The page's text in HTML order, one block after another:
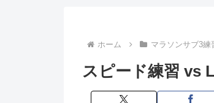
ホーム マラソンサブ3練
スピード練習 vs